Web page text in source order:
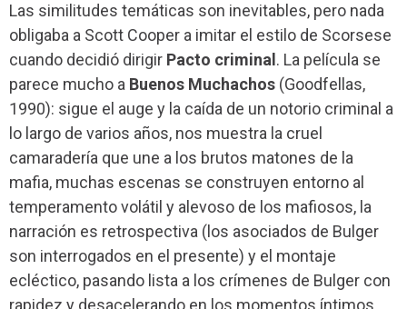
Las similitudes temáticas son inevitables, pero nada
obligaba a Scott Cooper a imitar el estilo de Scorsese
cuando decidió dirigir Pacto criminal . La película se
parece mucho a Buenos Muchachos (Goodfellas,
1990): sigue el auge y la caída de un notorio criminal a
lo largo de varios años, nos muestra la cruel
camaradería que une a los brutos matones de la
mafia, muchas escenas se construyen entorno al
temperamento volátil y alevoso de los mafiosos, la
narración es retrospectiva (los asociados de Bulger
son interrogados en el presente) y el montaje
ecléctico, pasando lista a los crímenes de Bulger con